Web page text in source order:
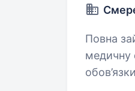
Повна зайнятість. Запрошуємо на
медичну
обов’язки: Підготовка робочого місця лікаря-стоматолога до